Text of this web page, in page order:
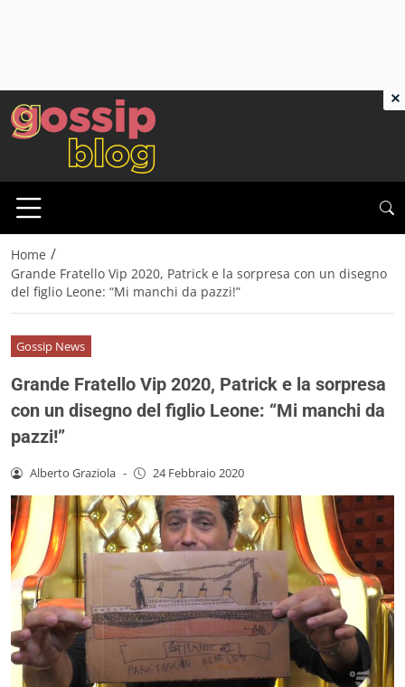
Home /
Grande Fratello Vip 2020, Patrick e la sorpresa con un disegno
del figlio Leone: “Mi manchi da pazzi!”
Gossip News
Grande Fratello Vip 2020, Patrick e la sorpresa
con un disegno del figlio Leone: “Mi manchi da
pazzi!”
Alberto Graziola - 24 Febbraio 2020
×